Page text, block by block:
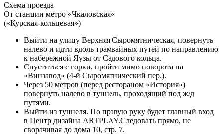
Схема проезда
От станции метро «Чкаловская»
(«Курская-кольцевая»)
Выйти на улицу Верхняя Сыромятническая, повернуть
налево и идти вдоль трамвайных путей по направлению
к набережной Яузы от Садового кольца.
Спуститься с горки, пройти мимо поворота на
«Винзавод» (4-й Сыромятнический пер.).
Через 50 метров (перед рестораном «История»)
повернуть налево в туннель, проходящий под ж/д
путями.
Выйти из туннеля. По правую руку будет главный вход
в Центр дизайна ARTPLAY.Следовать прямо, не
сворачивая до дома 10, стр. 7.